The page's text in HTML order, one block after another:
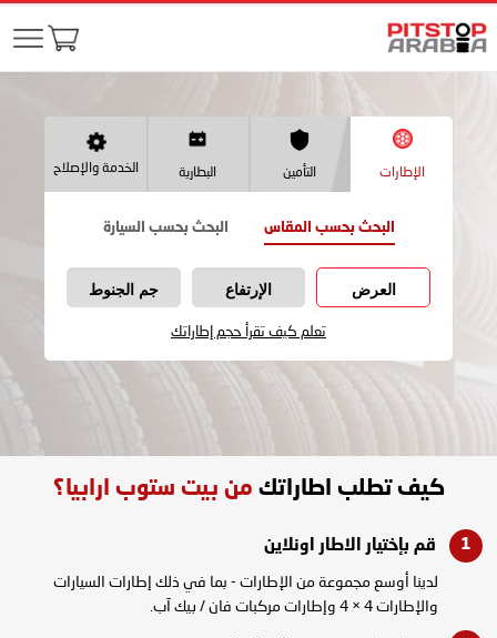
الإطارات التأمين البطارية الخدمة والإصلاح
البحث بحسب المقاس البحث بحسب السيارة
العرض الإرتفاع جم الجنوط
تعلم كيف تقرأ حجم إطاراتك
كيف تطلب اطاراتك من بيت ستوب ارابيا؟
قم بإختيار الاطار اونلاين
لدينا أوسع مجموعة من الإطارات - بما في ذلك إطارات السيارات
والإطارات 4 × 4 وإطارات مركبات فان / بيك آب.